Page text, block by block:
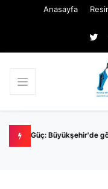
Anasayfa
kalan meclis üyesi yok